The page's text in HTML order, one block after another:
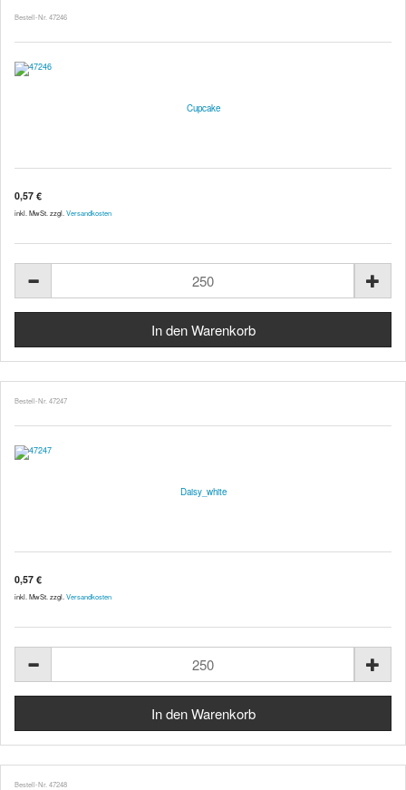
Bestell-Nr. 47246
Cupcake
0,57 €
inkl. MwSt. zzgl. Versandkosten
Bestell-Nr. 47247
Daisy_white
0,57 €
inkl. MwSt. zzgl. Versandkosten
Bestell-Nr. 47248